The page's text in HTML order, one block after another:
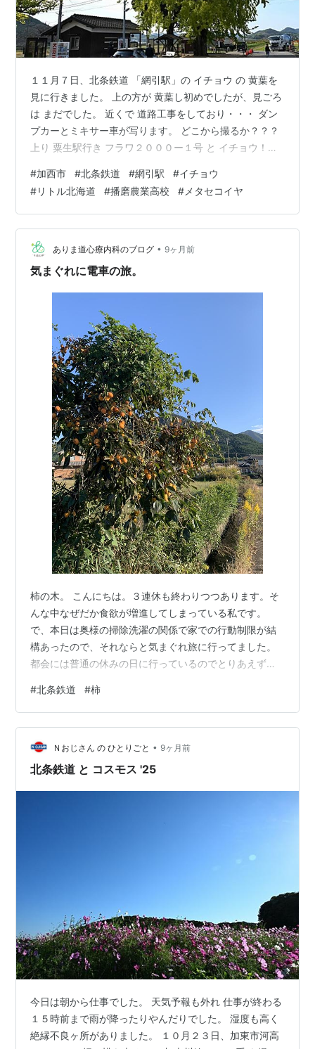
１１月７日、北条鉄道 「網引駅」の イチョウ の 黄葉を
見に行きました。 上の方が 黄葉し初めでしたが、見ごろ
は まだでした。 近くで 道路工事をしており・・・ ダン
プカーとミキサー車が写ります。 どこから撮るか？？？
上り 粟生駅行き フラワ２０００ー１号 と イチョウ！
す。 播州鉄道（１９１５年 北条町ー粟生間が開通して１
１０周年） １１０周年を記念して、大形円形ヘッドマー
クが付いていました。 この後、「リトル北海道」の風景
が見られる「兵庫県立播磨農業高等学校」へ 北海道を連
想させる 景色で「リトル北海道」とＰＲされています。
メタセ…
#加西市 #北条鉄道 #網引駅 #イチョウ
#リトル北海道 #播磨農業高校 #メタセコイヤ
ありま道心療内科のブログ • 9ヶ月前
気まぐれに電車の旅。
柿の木。 こんにちは。３連休も終わりつつあります。そ
んな中なぜだか食欲が増進してしまっている私です。
で、本日は奥様の掃除洗濯の関係で家での行動制限が結
構あったので、それならと気まぐれ旅に行ってました。
都会には普通の休みの日に行っているのでとりあえず田
計画デタラメっぷりです。大体の行程としましては、と
りあえず神戸駅から歩いて神戸電鉄粟生線に乗って、ぐ
らいまでしたね。 で、だらだらと鈍行に揺られて粟生駅
についたんですが、そこから北条鉄道も最近多いしな
あ、と思ってそこからはJR加古川線の北の終点、谷川駅
#北条鉄道 #柿
Ｎおじさん の ひとりごと • 9ヶ月前
北条鉄道 と コスモス '25
今日は朝から仕事でした。 天気予報も外れ 仕事が終わる
１５時前まで雨が降ったりやんだりでした。 湿度も高く
絶縁不良ヶ所がありました。 １０月２３日、加東市河高